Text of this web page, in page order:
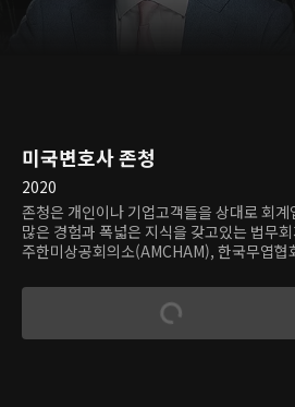
미국변호사 존청
2020
존청은 개인이나 기업고객들을 상대로 회
많은 경험과 폭넓은 지식을 갖고있는 법무
주한미상공회의소(AMCHAM), 한국무엽
변호사이다.